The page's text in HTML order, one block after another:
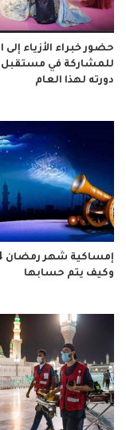
حضور خبراء الأزياء إلى
للمشاركة في مستقبل
دورته لهذا العام
وكيف يتم حسابها